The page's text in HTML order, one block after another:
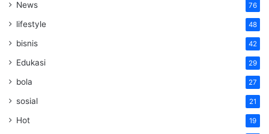
News 76
lifestyle 48
bisnis 42
Edukasi 29
bola 27
sosial 21
Hot 19